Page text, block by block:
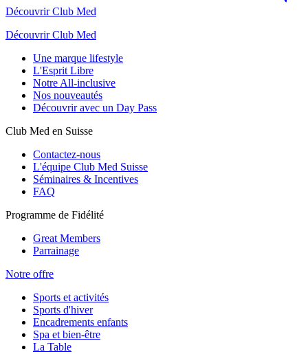
Découvrir Club Med
Découvrir Club Med
Une marque lifestyle
L'Esprit Libre
Notre All-inclusive
Nos nouveautés
Découvrir avec un Day Pass
Club Med en Suisse
Contactez-nous
L'équipe Club Med Suisse
Séminaires & Incentives
FAQ
Programme de Fidélité
Great Members
Parrainage
Notre offre
Sports et activités
Sports d'hiver
Encadrements enfants
Spa et bien-être
La Table